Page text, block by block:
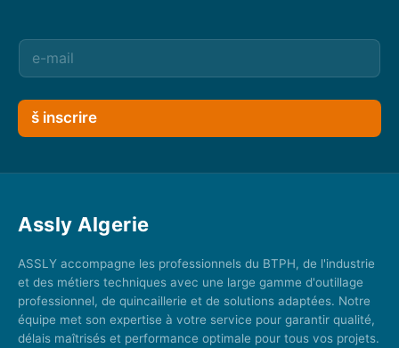
š inscrire
Assly Algerie
ASSLY accompagne les professionnels du BTPH, de l'industrie
et des métiers techniques avec une large gamme d'outillage
professionnel, de quincaillerie et de solutions adaptées. Notre
équipe met son expertise à votre service pour garantir qualité,
délais maîtrisés et performance optimale pour tous vos projets.